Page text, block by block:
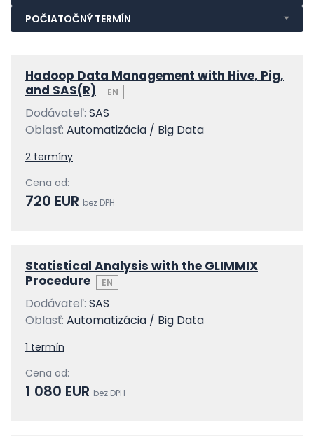
POČIATOČNÝ TERMÍN
Hadoop Data Management with Hive, Pig,
and SAS(R)
EN
Dodávateľ: SAS
Oblasť: Automatizácia / Big Data
2 termíny
Cena od:
720 EUR bez DPH
Statistical Analysis with the GLIMMIX
Procedure
EN
Dodávateľ: SAS
Oblasť: Automatizácia / Big Data
1 termín
Cena od:
1 080 EUR bez DPH